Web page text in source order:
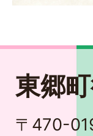
東郷
〒470-